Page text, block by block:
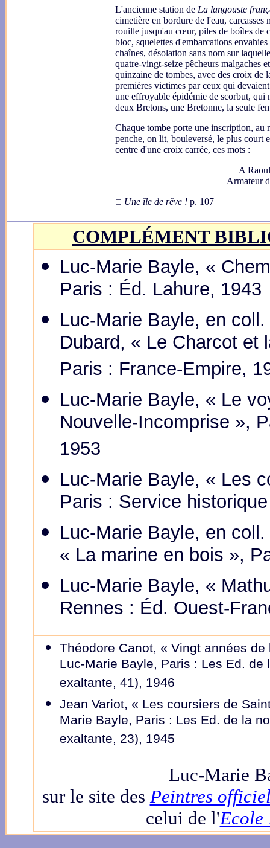
L'ancienne station de La langouste
cimetière en bordure de l'eau,
rouille jusqu'au cœur, piles de boîtes de
bloc, squelettes d'embarcations
chaînes, désolation sans nom sur
quatre-vingt-seize pêcheurs malgaches
quinzaine de tombes, avec des croix de
premières victimes par ceux qui
une effroyable épidémie de scorbut, qui
deux Bretons, une Bretonne, la seule
Chaque tombe porte une inscription, au
penche, on lit, bouleversé, le plus court
centre d'une croix carrée, ces mots :
A
Armateur
☐ Une île de rêve ! p. 107
COMPLÉMENT
Luc-Marie Bayle, «
Paris : Éd. Lahure, 1943
Luc-Marie Bayle, en
Dubard, « Le Charcot et
Paris : France-Empire,
Luc-Marie Bayle, « Le
Nouvelle-Incomprise »,
1953
Luc-Marie Bayle, « Les
Paris : Service
Luc-Marie Bayle, en
« La marine en bois »,
Luc-Marie Bayle, «
Rennes : Éd. Ouest-
Théodore Canot, « Vingt années
Luc-Marie Bayle, Paris : Les Ed.
exaltante, 41), 1946
Jean Variot, « Les coursiers de
Marie Bayle, Paris : Les Ed. de la
exaltante, 23), 1945
Luc-Marie
sur le site des Peintres
celui de l'Ecole